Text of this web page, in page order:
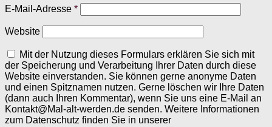
E-Mail-Adresse *
Website
Mit der Nutzung dieses Formulars erklären Sie sich mit
der Speicherung und Verarbeitung Ihrer Daten durch diese
Website einverstanden. Sie können gerne anonyme Daten
und einen Spitznamen nutzen. Gerne löschen wir Ihre Daten
(dann auch Ihren Kommentar), wenn Sie uns eine E-Mail an
Kontakt@Mal-alt-werden.de senden. Weitere Informationen
zum Datenschutz finden Sie in unserer